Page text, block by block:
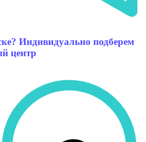
Индивидуально подберем
центр